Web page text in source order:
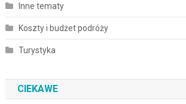
Inne tematy
Koszty i budżet podróży
Turystyka
CIEKAWE